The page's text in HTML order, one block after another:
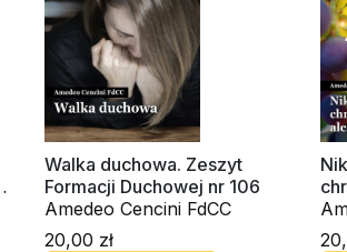
Walka duchowa. Zeszyt
Formacji Duchowej nr 106
Amedeo Cencini FdCC
20,00 zł